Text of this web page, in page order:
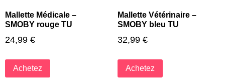
Mallette Médicale –
SMOBY rouge TU
24,99 €
Achetez
Mallette Vétérinaire –
SMOBY bleu TU
32,99 €
Achetez